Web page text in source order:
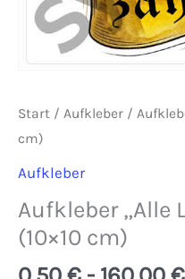
Start / Aufkleber /
cm)
Aufkleber
Aufkleber „Alle
(10×10 cm)